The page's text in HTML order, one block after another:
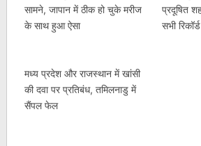
सामने, जापान में ठीक हो चुके मरीज
के साथ हुआ ऐसा
प्रदूषित
सभी रिकॉर्ड
मध्य प्रदेश और राजस्थान में खांसी
की दवा पर प्रतिबंध, तमिलनाडु में
सैंपल फेल